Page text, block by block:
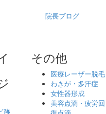
院長ブログ
跡
その他
医療レーザー脱毛
わきが・多汗症
女性器形成
美容点滴・疲労回